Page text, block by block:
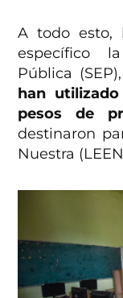
A todo esto,
específico
Pública (SEP),
han
pesos de
destinaron
Nuestra